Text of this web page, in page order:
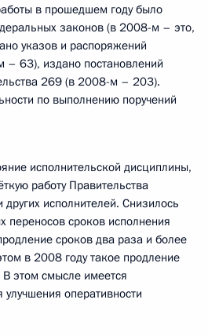
в прошедшем году было
законов (в 2008-м – это,
указов и распоряжений
63), издано постановлений
269 (в 2008-м – 203).
по выполнению поручений
исполнительской дисциплины,
работу Правительства
исполнителей. Снизилось
переносов сроков исполнения
сроков два раза и более
в 2008 году такое продление
В этом смысле имеется
оперативности